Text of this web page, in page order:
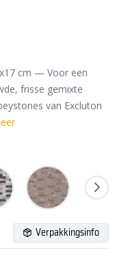
cm — Voor een
frisse gemixte
van Excluton
Verpakkingsinfo